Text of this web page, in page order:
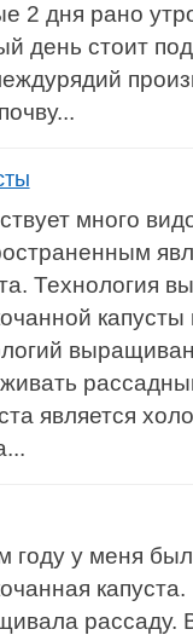
2 дня рано
день стоит
много
Технология
капусты
является
году у меня
капуста.
рассаду.